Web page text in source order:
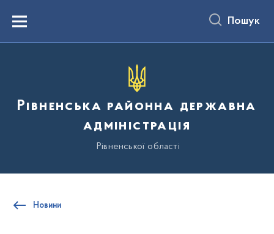
вмістуMenu Пошук
Рівненська районна державна
адміністрація
Рівненської області
Новини